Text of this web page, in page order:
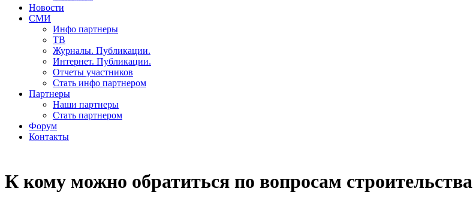
Новости
СМИ
Инфо партнеры
ТВ
Журналы. Публикации.
Интернет. Публикации.
Отчеты участников
Стать инфо партнером
Партнеры
Наши партнеры
Стать партнером
Форум
Контакты
К кому можно обратиться по вопросам строительства